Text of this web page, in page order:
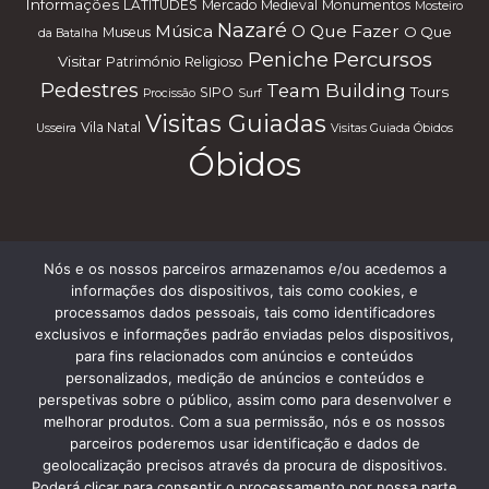
Informações LATITUDES Mercado Medieval Monumentos Mosteiro
da Batalha Museus Música Nazaré O Que Fazer O Que
Visitar Património Religioso Peniche Percursos
Pedestres Procissão SIPO Surf Team Building Tours
Usseira Vila Natal Visitas Guiadas Visitas Guiada Óbidos
Óbidos
Subscreve a nossa Newsletter
Termos e Condições
Nós e os nossos parceiros armazenamos e/ou acedemos a
informações dos dispositivos, tais como cookies, e
processamos dados pessoais, tais como identificadores
exclusivos e informações padrão enviadas pelos dispositivos,
para fins relacionados com anúncios e conteúdos
personalizados, medição de anúncios e conteúdos e
perspetivas sobre o público, assim como para desenvolver e
melhorar produtos. Com a sua permissão, nós e os nossos
parceiros poderemos usar identificação e dados de
geolocalização precisos através da procura de dispositivos.